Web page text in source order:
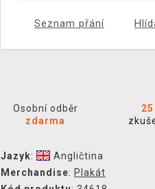
Seznam přání
Osobní odběr
zdarma
Jazyk:
Angličtina
Merchandise: Plakát